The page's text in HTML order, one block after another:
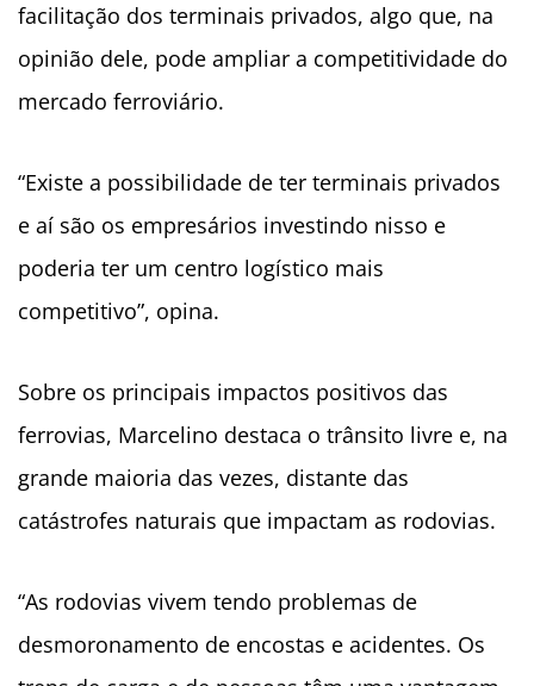
facilitação dos terminais privados, algo que, na
opinião dele, pode ampliar a competitividade do
mercado ferroviário.
“Existe a possibilidade de ter terminais privados
e aí são os empresários investindo nisso e
poderia ter um centro logístico mais
competitivo”, opina.
Sobre os principais impactos positivos das
ferrovias, Marcelino destaca o trânsito livre e, na
grande maioria das vezes, distante das
catástrofes naturais que impactam as rodovias.
“As rodovias vivem tendo problemas de
desmoronamento de encostas e acidentes. Os